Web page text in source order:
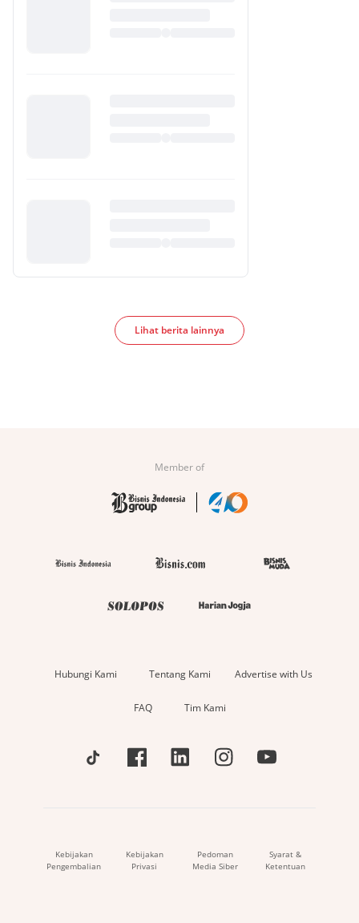
Lihat berita lainnya
Member of
Hubungi Kami Tentang Kami Advertise with Us
FAQ Tim Kami
Kebijakan
Pengembalian
Kebijakan
Privasi
Pedoman
Media Siber
Syarat &
Ketentuan